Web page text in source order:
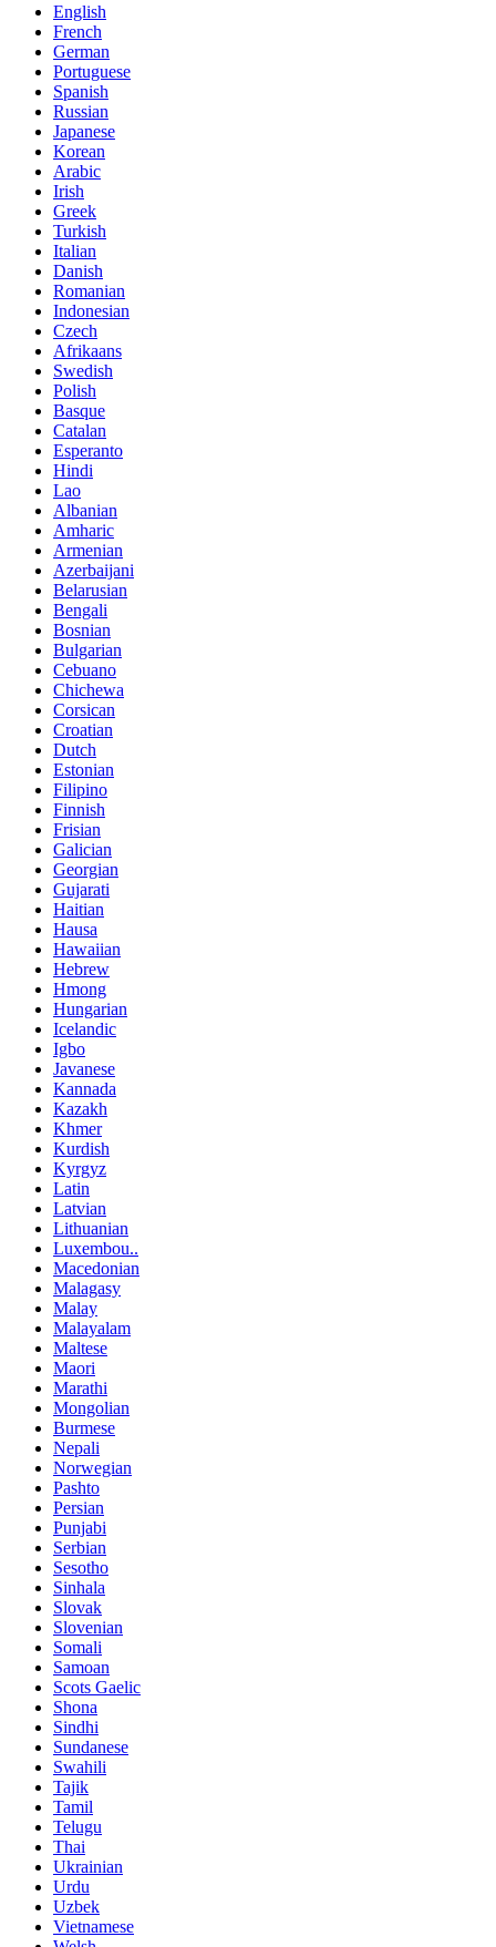
English
French
German
Portuguese
Spanish
Russian
Japanese
Korean
Arabic
Irish
Greek
Turkish
Italian
Danish
Romanian
Indonesian
Czech
Afrikaans
Swedish
Polish
Basque
Catalan
Esperanto
Hindi
Lao
Albanian
Amharic
Armenian
Azerbaijani
Belarusian
Bengali
Bosnian
Bulgarian
Cebuano
Chichewa
Corsican
Croatian
Dutch
Estonian
Filipino
Finnish
Frisian
Galician
Georgian
Gujarati
Haitian
Hausa
Hawaiian
Hebrew
Hmong
Hungarian
Icelandic
Igbo
Javanese
Kannada
Kazakh
Khmer
Kurdish
Kyrgyz
Latin
Latvian
Lithuanian
Luxembou..
Macedonian
Malagasy
Malay
Malayalam
Maltese
Maori
Marathi
Mongolian
Burmese
Nepali
Norwegian
Pashto
Persian
Punjabi
Serbian
Sesotho
Sinhala
Slovak
Slovenian
Somali
Samoan
Scots Gaelic
Shona
Sindhi
Sundanese
Swahili
Tajik
Tamil
Telugu
Thai
Ukrainian
Urdu
Uzbek
Vietnamese